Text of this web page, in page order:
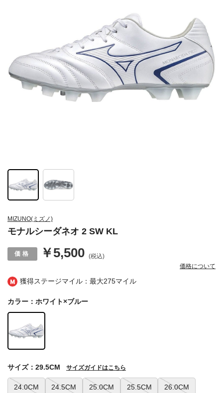
獲得ステージマイル：最大275マイル
MIZUNO(ミズノ)
モナルシーダネオ 2 SW KL
￥5,500 (税込)
価格について
カラー：ホワイト×ブルー
24.0CM 24.5CM 25.0CM 25.5CM 26.0CM
サイズ：29.5CM サイズガイドはこちら